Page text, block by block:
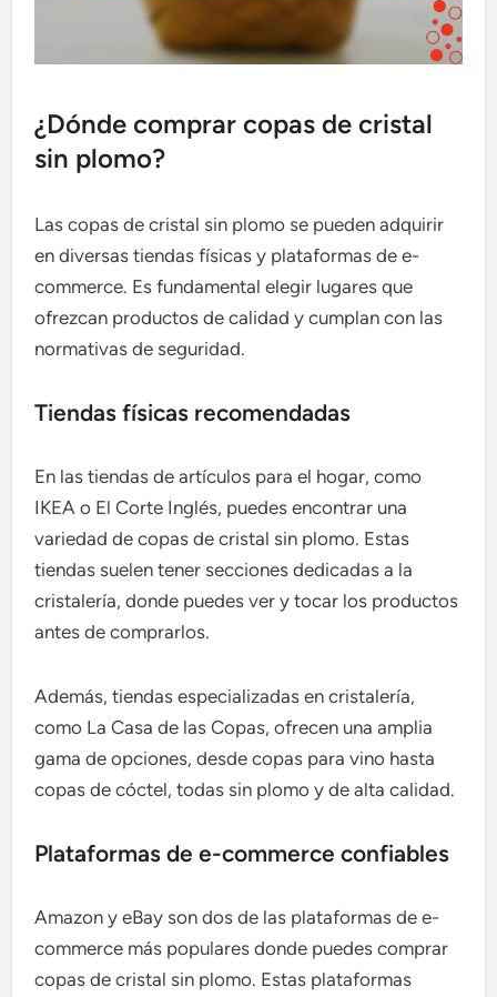
¿Dónde comprar copas de cristal
sin plomo?
Las copas de cristal sin plomo se pueden adquirir
en diversas tiendas físicas y plataformas de e-
commerce. Es fundamental elegir lugares que
ofrezcan productos de calidad y cumplan con las
normativas de seguridad.
Tiendas físicas recomendadas
En las tiendas de artículos para el hogar, como
IKEA o El Corte Inglés, puedes encontrar una
variedad de copas de cristal sin plomo. Estas
tiendas suelen tener secciones dedicadas a la
cristalería, donde puedes ver y tocar los productos
antes de comprarlos.
Además, tiendas especializadas en cristalería,
como La Casa de las Copas, ofrecen una amplia
gama de opciones, desde copas para vino hasta
copas de cóctel, todas sin plomo y de alta calidad.
Plataformas de e-commerce confiables
Amazon y eBay son dos de las plataformas de e-
commerce más populares donde puedes comprar
copas de cristal sin plomo. Estas plataformas